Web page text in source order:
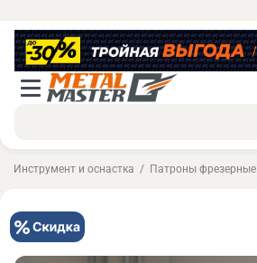
Инструмент и оснастка Патроны фрезерные